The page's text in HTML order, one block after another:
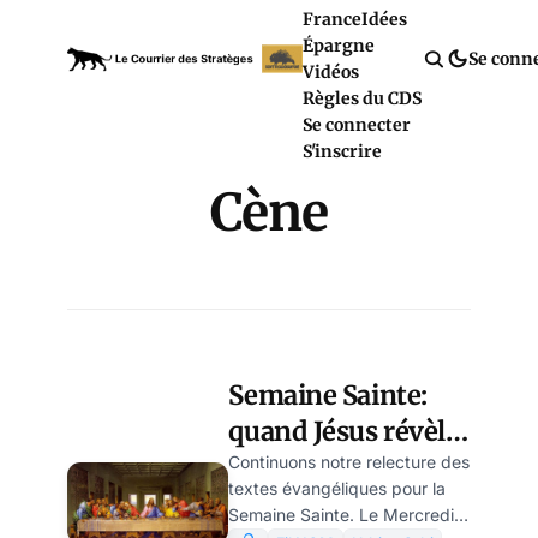
FranceIdées
Épargne
Vidéos
Règles du CDS
Se connecter
S'inscrire
Se
Cène
Semaine Sainte:
quand Jésus révèle
Dieu comme Père
Continuons notre relecture des
textes évangéliques pour la
Semaine Sainte. Le Mercredi